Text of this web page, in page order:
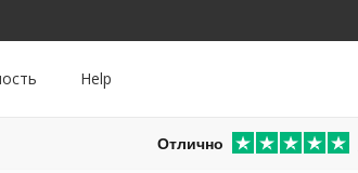
Help
Отлично